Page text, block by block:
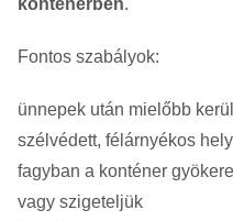
Fontos szabályok:
ünnepek után mielőbb
szélvédett, félárnyékos
fagyban a konténer
vagy szigeteljük